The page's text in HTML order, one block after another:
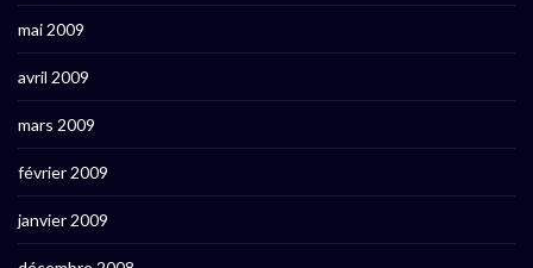
mai 2009
avril 2009
mars 2009
février 2009
janvier 2009